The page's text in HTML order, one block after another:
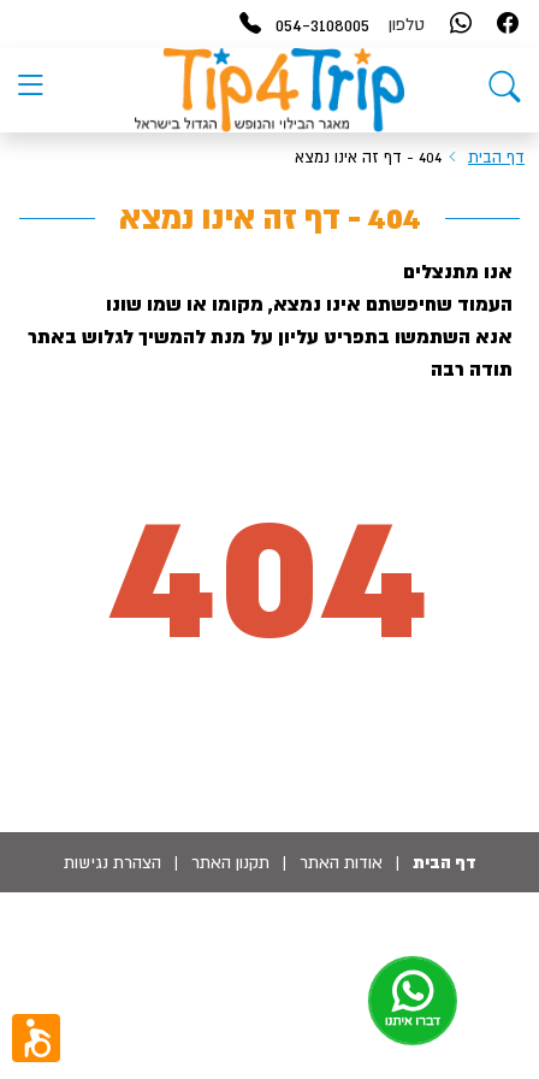
טלפון 054-3108005
דף הבית 404 - דף זה אינו נמצא
404 - דף זה אינו נמצא
אנו מתנצלים
העמוד שחיפשתם אינו נמצא, מקומו או שמו שונו
אנא השתמשו בתפריט עליון על מנת להמשיך לגלוש באתר
תודה רבה
404
דף הבית | אודות האתר | תקנון האתר | הצהרת נגישות